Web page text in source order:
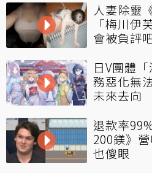
人妻除靈
「梅川伊
會被負評
日V團體
務惡化無
未來去向
退款率
200鎂》
也傻眼